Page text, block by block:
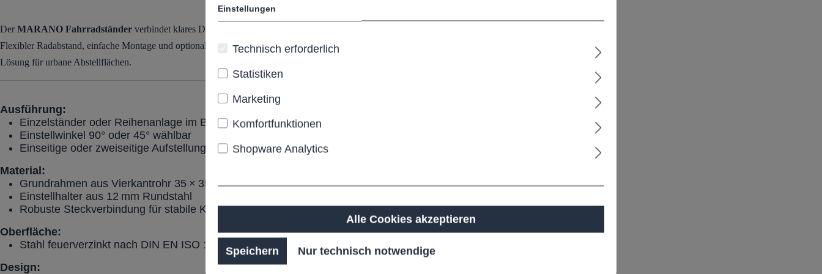
Der MARANO Fahrradständer verbindet klares Design mit robuster, feuerverzinkter Konstruktion.
Flexibler Radabstand, einfache Montage und optionale Pulverbeschichtung machen ihn zur idealen
Lösung für urbane Abstellflächen.
Ausführung:
Einzelständer oder Reihenanlage im Baukastensystem
Einstellwinkel 90° oder 45° wählbar
Einseitige oder zweiseitige Aufstellung möglich
Material:
Grundrahmen aus Vierkantrohr 35 × 35
mm
Einstellhalter aus 12 mm Rundstahl
Robuste Steckverbindung für stabile Konstruktion
Oberfläche:
Stahl feuerverzinkt nach DIN EN ISO 1461
Design:
Einstellungen
Technisch erforderlich
Statistiken
Marketing
Komfortfunktionen
Shopware Analytics
Alle Cookies akzeptieren
Speichern Nur technisch notwendige